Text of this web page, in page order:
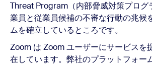
Threat Program（内部脅威対策プログ
業員と従業員候補の不審な行動の兆候
ムを確立しているところです。
Zoom は Zoom ユーザーにサービスを
在しています。弊社のプラットフォー